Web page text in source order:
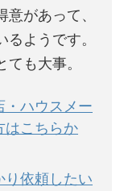
があって、
ようです。
も大事。
・ハウスメー
はこちらか
り依頼したい